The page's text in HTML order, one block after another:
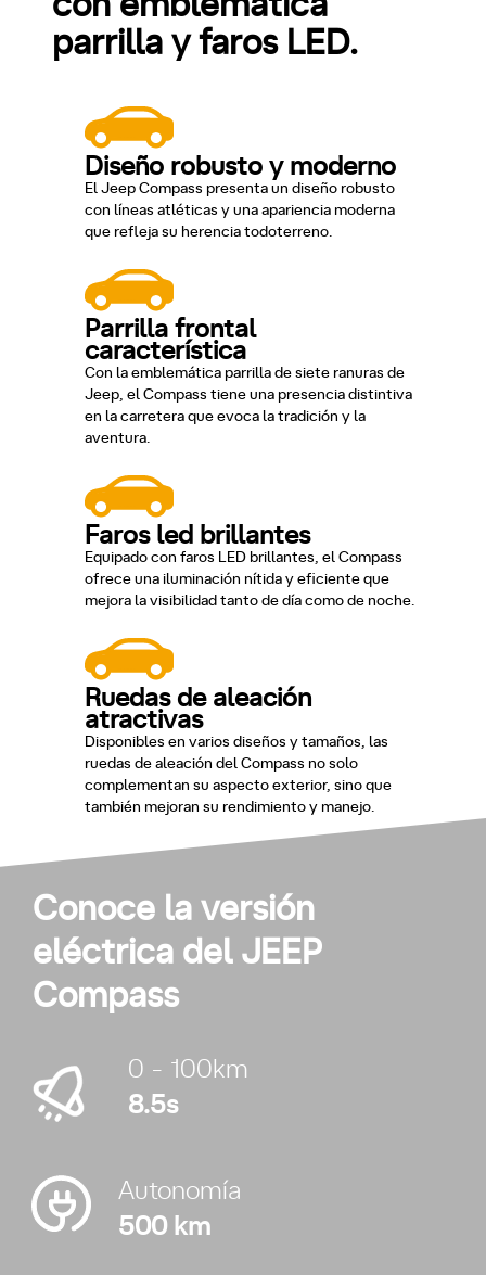
parrilla y faros LED.
Diseño robusto y moderno
El Jeep Compass presenta un diseño robusto
con líneas atléticas y una apariencia moderna
que refleja su herencia todoterreno.
Parrilla frontal
característica
Con la emblemática parrilla de siete ranuras de
Jeep, el Compass tiene una presencia distintiva
en la carretera que evoca la tradición y la
aventura.
Faros led brillantes
Equipado con faros LED brillantes, el Compass
ofrece una iluminación nítida y eficiente que
mejora la visibilidad tanto de día como de noche.
Ruedas de aleación
atractivas
Disponibles en varios diseños y tamaños, las
ruedas de aleación del Compass no solo
complementan su aspecto exterior, sino que
también mejoran su rendimiento y manejo.
Conoce la versión
eléctrica del JEEP
Compass
0 - 100km
8.5s
Autonomía
500 km